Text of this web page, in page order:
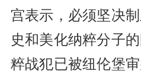
宫表示，必须坚决
史和美化纳粹分子
粹战犯已被纽伦堡